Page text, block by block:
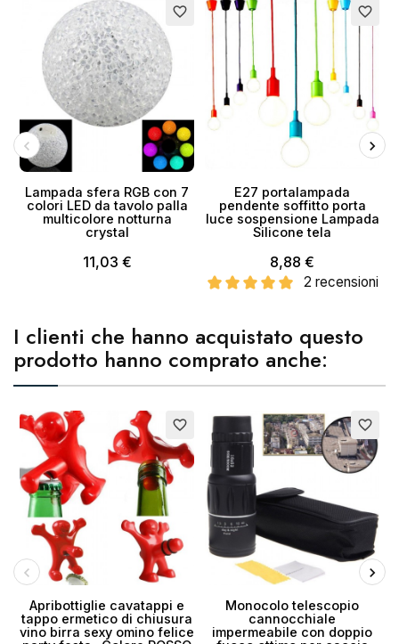
favorite_border
Lampada sfera RGB con 7
colori LED da tavolo palla
multicolore notturna
crystal
11,03 €
favorite_border
E27 portalampada
pendente soffitto porta
luce sospensione Lampada
Silicone tela
8,88 €
2 recensioni
I clienti che hanno acquistato questo
prodotto hanno comprato anche:
favorite_border
Apribottiglie cavatappi e
tappo ermetico di chiusura
vino birra sexy omino felice
favorite_border
Monocolo telescopio
cannocchiale
impermeabile con doppio
Annulla Crea lista dei desideri